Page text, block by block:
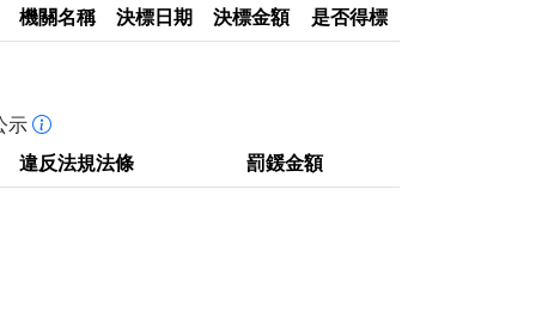
機關名稱 決標日期 決標金額 是否得標
示
違反法規法條
罰鍰金額